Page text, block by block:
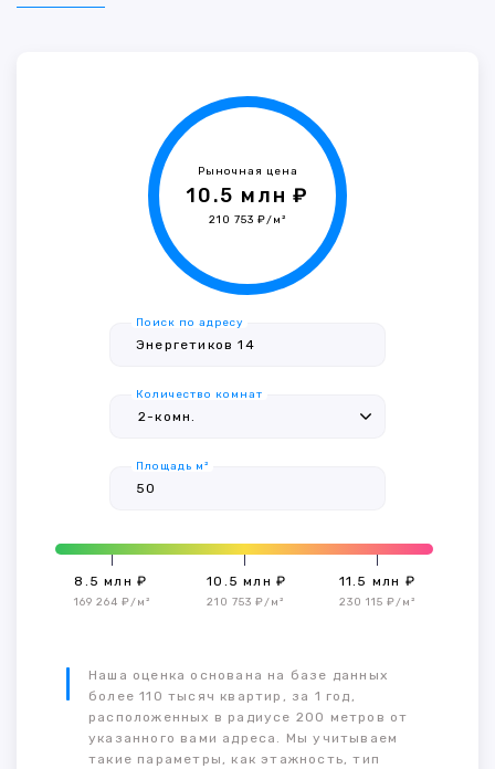
Рыночная цена
10.5 млн ₽
210 753 ₽/м²
Поиск по адресу
Количество комнат
Площадь м²
8.5 млн ₽
169 264 ₽/м²
10.5 млн ₽
210 753 ₽/м²
11.5 млн ₽
230 115 ₽/м²
Наша оценка основана на базе данных
более 110 тысяч квартир, за 1 год,
расположенных в радиусе 200 метров от
указанного вами адреса. Мы учитываем
такие параметры, как этажность, тип